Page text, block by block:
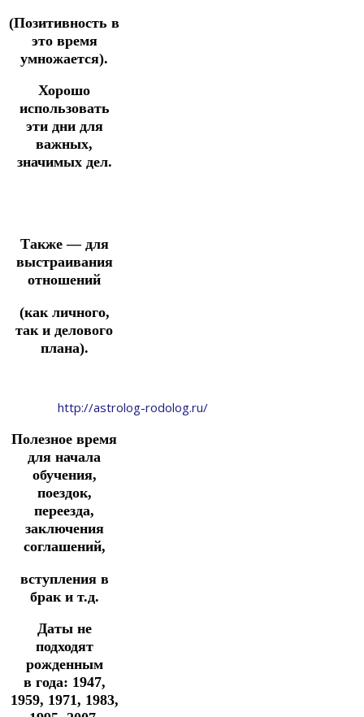
(Позитивность в
это время
умножается).
Хорошо
использовать
эти дни для
важных,
значимых дел.
Также — для
выстраивания
отношений
(как личного,
так и делового
плана).
http://astrolog-rodolog.ru/
Полезное время
для начала
обучения,
поездок,
переезда,
заключения
соглашений,
вступления в
брак и т.д.
Даты не
подходят
рожденным
в года: 1947,
1959, 1971, 1983,